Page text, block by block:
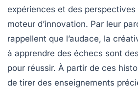
expériences et des
moteur d’innovation. Par leur
rappellent que l’audace, la
à apprendre des échecs sont
pour réussir. À partir de ces
de tirer des enseignements